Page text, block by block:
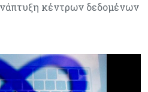
κέντρων δεδομένων